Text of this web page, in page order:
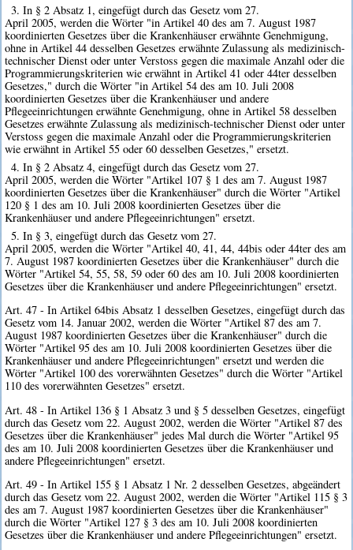
3. In § 2 Absatz 1, eingefügt durch das Gesetz vom 27.
April 2005, werden die Wörter "in Artikel 40 des am 7. August 1987
koordinierten Gesetzes über die Krankenhäuser erwähnte Genehmigung,
ohne in Artikel 44 desselben Gesetzes erwähnte Zulassung als medizinisch-
technischer Dienst oder unter Verstoss gegen die maximale Anzahl oder die
Programmierungskriterien wie erwähnt in Artikel 41 oder 44ter desselben
Gesetzes," durch die Wörter "in Artikel 54 des am 10. Juli 2008
koordinierten Gesetzes über die Krankenhäuser und andere
Pflegeeinrichtungen erwähnte Genehmigung, ohne in Artikel 58 desselben
Gesetzes erwähnte Zulassung als medizinisch-technischer Dienst oder unter
Verstoss gegen die maximale Anzahl oder die Programmierungskriterien
wie erwähnt in Artikel 55 oder 60 desselben Gesetzes," ersetzt.
4. In § 2 Absatz 4, eingefügt durch das Gesetz vom 27.
April 2005, werden die Wörter "Artikel 107 § 1 des am 7. August 1987
koordinierten Gesetzes über die Krankenhäuser" durch die Wörter "Artikel
120 § 1 des am 10. Juli 2008 koordinierten Gesetzes über die
Krankenhäuser und andere Pflegeeinrichtungen" ersetzt.
5. In § 3, eingefügt durch das Gesetz vom 27.
April 2005, werden die Wörter "Artikel 40, 41, 44, 44bis oder 44ter des am
7. August 1987 koordinierten Gesetzes über die Krankenhäuser" durch die
Wörter "Artikel 54, 55, 58, 59 oder 60 des am 10. Juli 2008 koordinierten
Gesetzes über die Krankenhäuser und andere Pflegeeinrichtungen" ersetzt.
Art. 47 - In Artikel 64bis Absatz 1 desselben Gesetzes, eingefügt durch das
Gesetz vom 14. Januar 2002, werden die Wörter "Artikel 87 des am 7.
August 1987 koordinierten Gesetzes über die Krankenhäuser" durch die
Wörter "Artikel 95 des am 10. Juli 2008 koordinierten Gesetzes über die
Krankenhäuser und andere Pflegeeinrichtungen" ersetzt und werden die
Wörter "Artikel 100 des vorerwähnten Gesetzes" durch die Wörter "Artikel
110 des vorerwähnten Gesetzes" ersetzt.
Art. 48 - In Artikel 136 § 1 Absatz 3 und § 5 desselben Gesetzes, eingefügt
durch das Gesetz vom 22. August 2002, werden die Wörter "Artikel 87 des
Gesetzes über die Krankenhäuser" jedes Mal durch die Wörter "Artikel 95
des am 10. Juli 2008 koordinierten Gesetzes über die Krankenhäuser und
andere Pflegeeinrichtungen" ersetzt.
Art. 49 - In Artikel 155 § 1 Absatz 1 Nr. 2 desselben Gesetzes, abgeändert
durch das Gesetz vom 22. August 2002, werden die Wörter "Artikel 115 § 3
des am 7. August 1987 koordinierten Gesetzes über die Krankenhäuser"
durch die Wörter "Artikel 127 § 3 des am 10. Juli 2008 koordinierten
Gesetzes über die Krankenhäuser und andere Pflegeeinrichtungen" ersetzt.